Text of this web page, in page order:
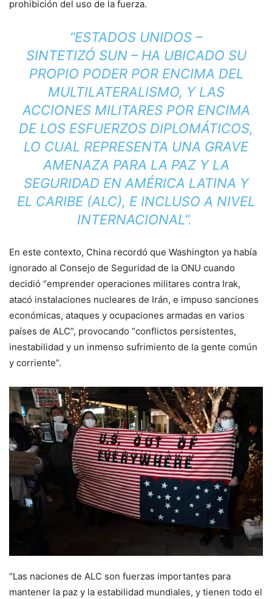
prohibición del uso de la fuerza.
“ESTADOS UNIDOS –
SINTETIZÓ SUN – HA UBICADO SU
PROPIO PODER POR ENCIMA DEL
MULTILATERALISMO, Y LAS
ACCIONES MILITARES POR ENCIMA
DE LOS ESFUERZOS DIPLOMÁTICOS,
LO CUAL REPRESENTA UNA GRAVE
AMENAZA PARA LA PAZ Y LA
SEGURIDAD EN AMÉRICA LATINA Y
EL CARIBE (ALC), E INCLUSO A NIVEL
INTERNACIONAL”.
En este contexto, China recordó que Washington ya había
ignorado al Consejo de Seguridad de la ONU cuando
decidió “emprender operaciones militares contra Irak,
atacó instalaciones nucleares de Irán, e impuso sanciones
económicas, ataques y ocupaciones armadas en varios
países de ALC”, provocando “conflictos persistentes,
inestabilidad y un inmenso sufrimiento de la gente común
y corriente”.
“Las naciones de ALC son fuerzas importantes para
mantener la paz y la estabilidad mundiales, y tienen todo el